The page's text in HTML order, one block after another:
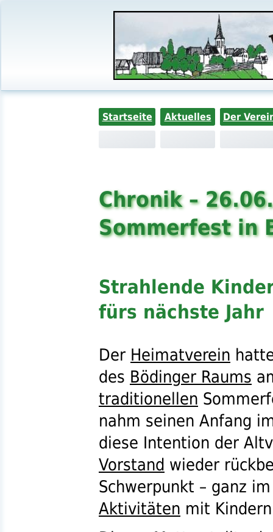
Startseite Aktuelles Der
Chronik –
Sommerfest in
Strahlende
fürs nächste Jahr
Der Heimatverein
des Bödinger Raums
traditionellen
nahm seinen Anfang
diese Intention der
Vorstand wieder
Schwerpunkt – ganz
Aktivitäten mit